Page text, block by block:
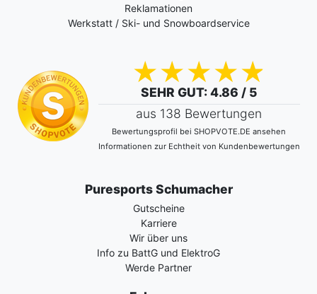
Reklamationen
Werkstatt / Ski- und Snowboardservice
SEHR GUT: 4.86 / 5
aus 138 Bewertungen
Bewertungsprofil bei SHOPVOTE.DE ansehen
Informationen zur Echtheit von Kundenbewertungen
Puresports Schumacher
Gutscheine
Karriere
Wir über uns
Info zu BattG und ElektroG
Werde Partner